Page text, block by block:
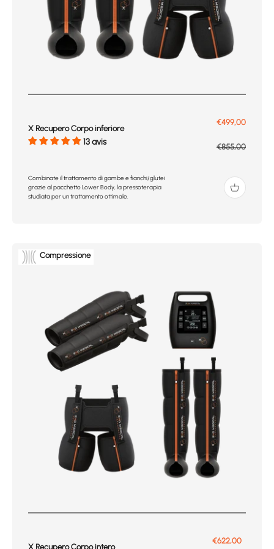
X Recupero Corpo inferiore
13 avis
Prix de vente
€499,00
Prix normal
€855,00
Combinate il trattamento di gambe e fianchi/glutei
grazie al pacchetto Lower Body, la pressoterapia
studiata per un trattamento ottimale.
Compressione
X Recupero Corpo intero
Prix de vente
€622,00